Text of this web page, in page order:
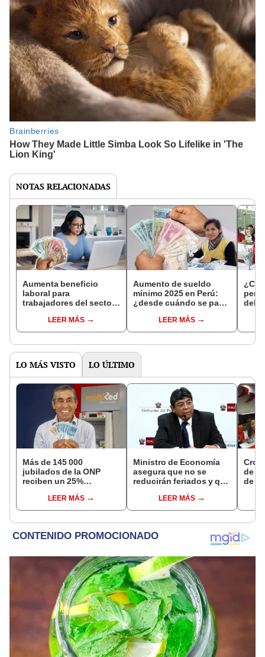
NOTAS RELACIONADAS
Aumenta beneficio
laboral para
trabajadores del sector
incremento de la
Remuneración Mínima
LEER MÁS
Aumento de sueldo
mínimo 2025 en Perú:
¿desde cuándo se paga
RMV a trabajadores del
sector público y
LEER MÁS
del
LO MÁS VISTO LO ÚLTIMO
Más de 145 000
jubilados de la ONP
reciben un 25%
en agostoLEER MÁS
Ministro de Economía
asegura que no se
reducirán feriados y que
aumentará en dos
etapas
LEER MÁS
de
de